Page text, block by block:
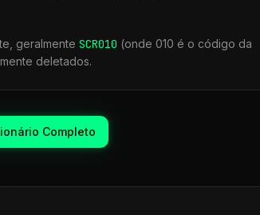
geralmente SCR010 (onde 010 é o código da
deletados.
Completo